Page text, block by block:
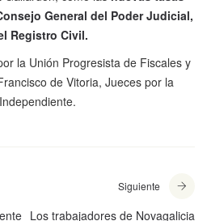
General del Poder Judicial,
Registro Civil.
la Unión Progresista de Fiscales y
de Vitoria, Jueces por la
Siguiente
Los trabajadores de Novagalicia